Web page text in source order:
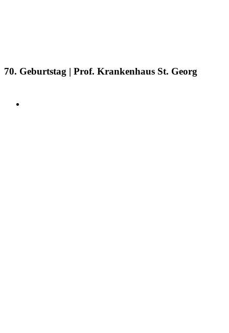
70. Geburtstag | Prof. Krankenhaus St. Georg